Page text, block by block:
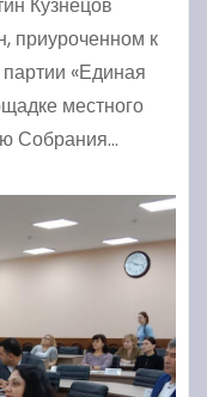
приуроченном к
«Единая
местного
Собрания…